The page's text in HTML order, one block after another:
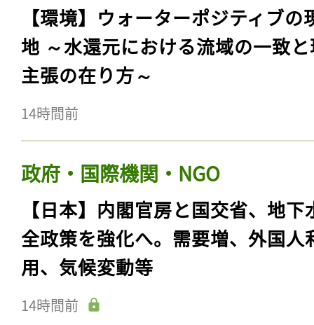
【環境】ウォーターポジティブの
地 ～水還元における流域の一致
主張の在り方～
14時間前
政府・国際機関・NGO
【日本】内閣官房と国交省、地下
全政策を強化へ。需要増、外国人
用、気候変動等
14時間前